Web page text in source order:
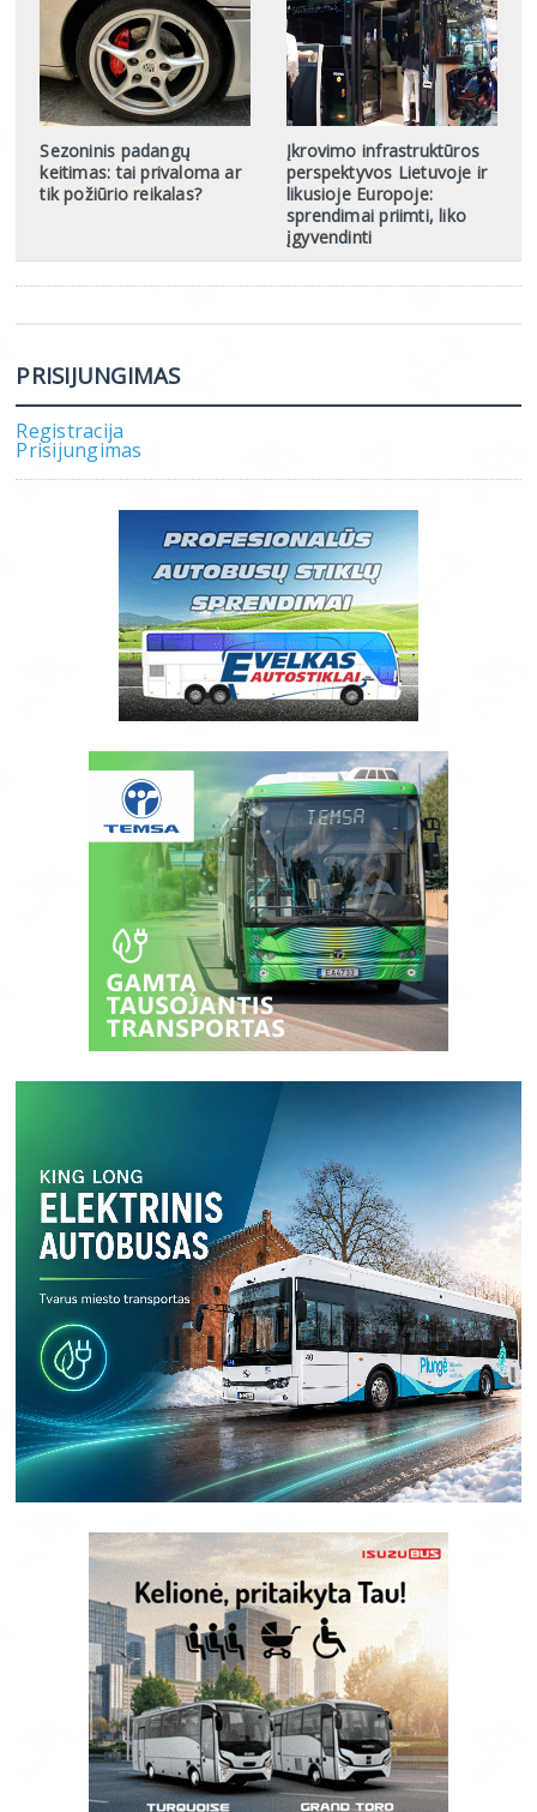
Sezoninis padangų
keitimas: tai privaloma ar
tik požiūrio reikalas?
Įkrovimo infrastruktūros
perspektyvos Lietuvoje ir
likusioje Europoje:
sprendimai priimti, liko
įgyvendinti
PRISIJUNGIMAS
Registracija
Prisijungimas